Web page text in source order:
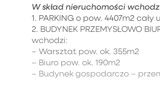
W skład nieruchomości
1. PARKING o pow. 4407m2
2. BUDYNEK PRZEMYSŁOWO
wchodzi:
– Warsztat pow. ok. 355m2
– Biuro pow. ok. 190m2
– Budynek gospodarczo –